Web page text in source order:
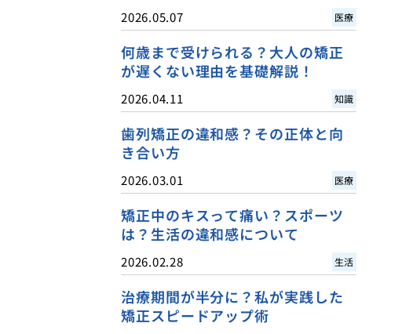
2026.05.07 医療
何歳まで受けられる？大人の矯正
が遅くない理由を基礎解説！
2026.04.11 知識
歯列矯正の違和感？その正体と向
き合い方
2026.03.01 医療
矯正中のキスって痛い？スポーツ
は？生活の違和感について
2026.02.28 生活
治療期間が半分に？私が実践した
矯正スピードアップ術